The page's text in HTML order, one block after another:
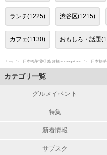
ランチ(1225) 渋谷区(1215)
カフェ(1130) おもしろ・話題
favy 日本橋茅場町 鮨 鮮極～sengoku～ 日本橋
カテゴリ一覧
グルメイベント
特集
新着情報
サブスク